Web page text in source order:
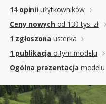
14 opinii użytkowników
Ceny nowych od 130 tys. zł
1 zgłoszona usterka
1 publikacja o tym modelu
Ogólna prezentacja modelu